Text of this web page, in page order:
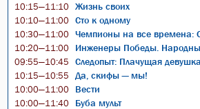
10:15—11:10 Жизнь своих
10:10—11:00 Сто к одному
10:30—11:00 Чемпионы на все времена:
10:20—11:00 Инженеры Победы.
09:55—10:45 Следопыт: Плачущая
10:15—10:55 Да, скифы — мы!
10:00—11:00 Вести
10:00—11:40 Буба мульт